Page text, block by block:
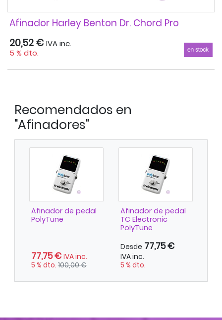
Afinador Harley Benton Dr. Chord Pro
20,52 € IVA inc.
5 % dto.
Recomendados en
"Afinadores"
Afinador de pedal
PolyTune
77,75 € IVA inc.
5 % dto.100,00 €
Afinador de pedal
TC Electronic
PolyTune
Desde 77,75 €
IVA inc.
5 % dto.